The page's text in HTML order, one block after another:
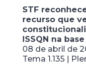
STF
recurso que
ISSQN na
08 de abril de
Tema 1.135 |